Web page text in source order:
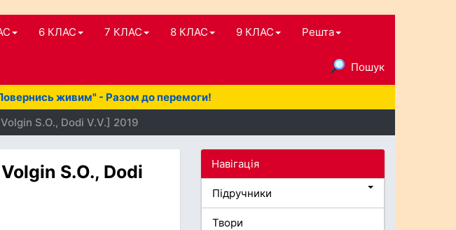
6 КЛАС 7 КЛАС 8 КЛАС 9 КЛАС Решта
Пошук
живим" - Разом до перемоги!
S.O., Dodi V.V.] 2019
S.O., Dodi
Навігація
Підручники
Твори